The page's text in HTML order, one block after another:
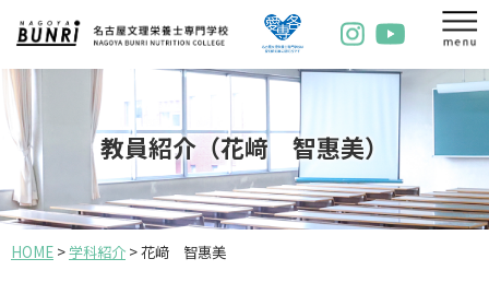
教員紹介（花﨑 智惠美）
HOME >学科紹介 >花﨑 智惠美